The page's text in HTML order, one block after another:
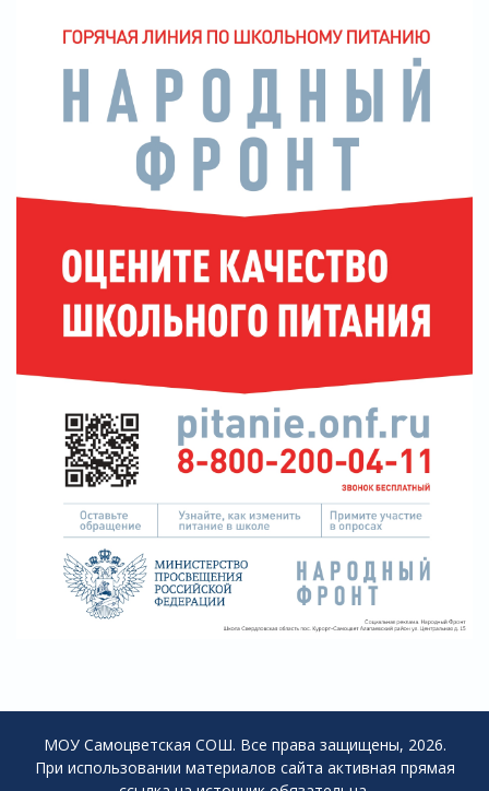
МОУ Самоцветская СОШ. Все права защищены, 2026.
При использовании материалов сайта активная прямая